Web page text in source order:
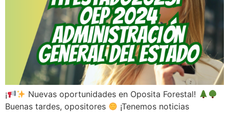
¡
Nuevas oportunidades en Oposita Forestal!
Buenas tardes, opositores
¡Tenemos noticias